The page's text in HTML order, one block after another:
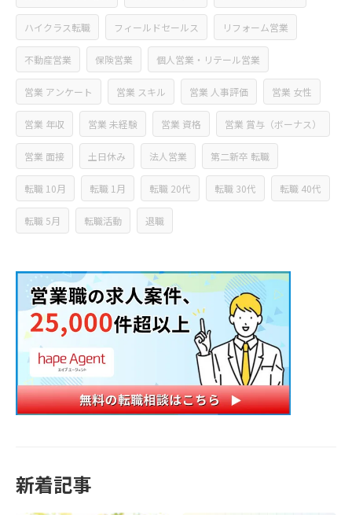
ハイクラス転職 フィールドセールス リフォーム営業
不動産営業 保険営業 個人営業・リテール営業
営業 アンケート 営業 スキル 営業 人事評価 営業 女性
営業 年収 営業 未経験 営業 資格 営業 賞与（ボーナス）
営業 面接 土日休み 法人営業 第二新卒 転職
転職 10月 転職 1月 転職 20代 転職 30代 転職 40代
転職 5月 転職活動 退職
新着記事